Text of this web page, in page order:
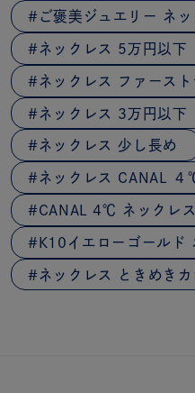
ご褒美ジュエリー ネッ
ネックレス 5万円以下
ネックレス ファース
ネックレス 3万円以下
ネックレス 少し長め
ネックレス CANAL ４
CANAL 4℃ ネックレス
K10イエローゴールド
ネックレス ときめきカ